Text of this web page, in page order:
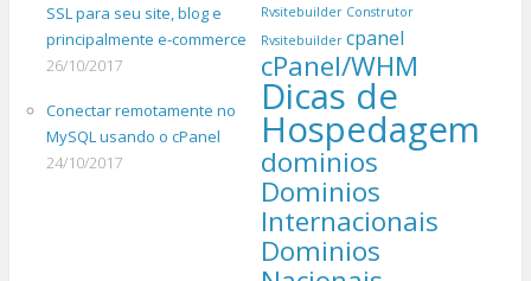
SSL para seu site, blog e
principalmente e-commerce
26/10/2017
Conectar remotamente no
MySQL usando o cPanel
24/10/2017
Rvsitebuilder Construtor
Rvsitebuilder cpanel
cPanel/WHM
Dicas de
Hospedagem
dominios
Dominios
Internacionais
Dominios